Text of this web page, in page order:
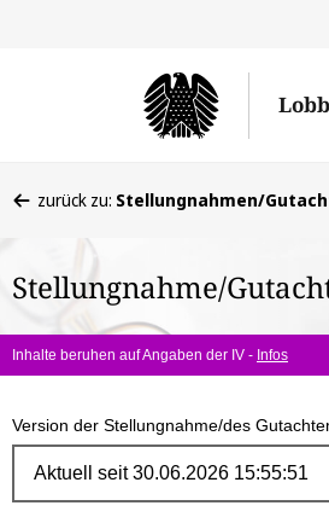
befinden
hier:
zurück zu: Stellungnahmen/
Stellungnahme/
Inhalte beruhen auf Angaben der IV - Infos
Version der Stellungnahme/des